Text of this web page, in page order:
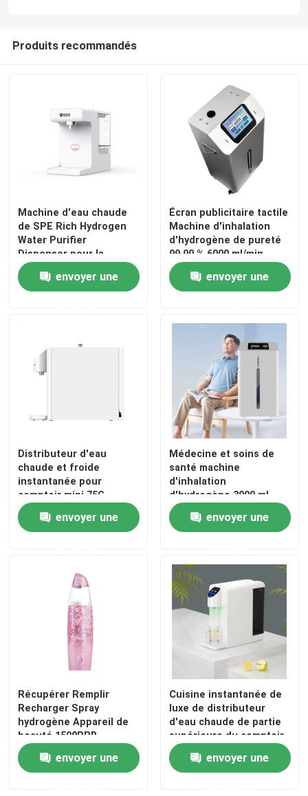
Maison
Produits
Produits recommandés
Machine d'eau chaude
de SPE Rich Hydrogen
Water Purifier
Dispenser pour la
maison
envoyer une
Écran publicitaire tactile
Machine d'inhalation
d'hydrogène de pureté
99,99 % 6000 ml/min
envoyer une
Distributeur d'eau
chaude et froide
instantanée pour
comptoir mini 75G
envoyer une
Médecine et soins de
santé machine
d'inhalation
d'hydrogène 3000 ml
6000 ml
envoyer une
Récupérer Remplir
Recharger Spray
hydrogène Appareil de
beauté 1500PPB
Hydratation du visage
envoyer une
Cuisine instantanée de
luxe de distributeur
d'eau chaude de partie
supérieure du comptoir
2200W avec le système
de RO
envoyer une